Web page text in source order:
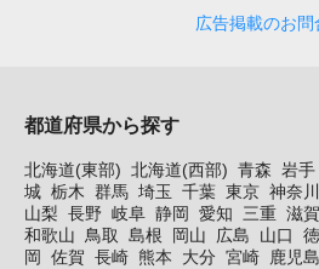
広告掲載のお問
都道府県から探す
北海道(東部) 北海道(西部) 青森 岩手
城 栃木 群馬 埼玉 千葉 東京 神奈川
山梨 長野 岐阜 静岡 愛知 三重 滋賀
和歌山 鳥取 島根 岡山 広島 山口
岡
佐賀 長崎 熊本 大分 宮崎 鹿児島